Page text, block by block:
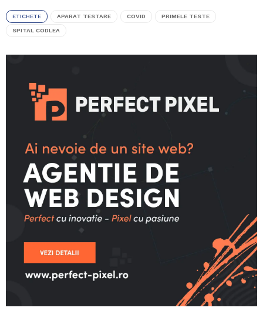
ETICHETE APARAT TESTARE COVID PRIMELE TESTE
SPITAL CODLEA